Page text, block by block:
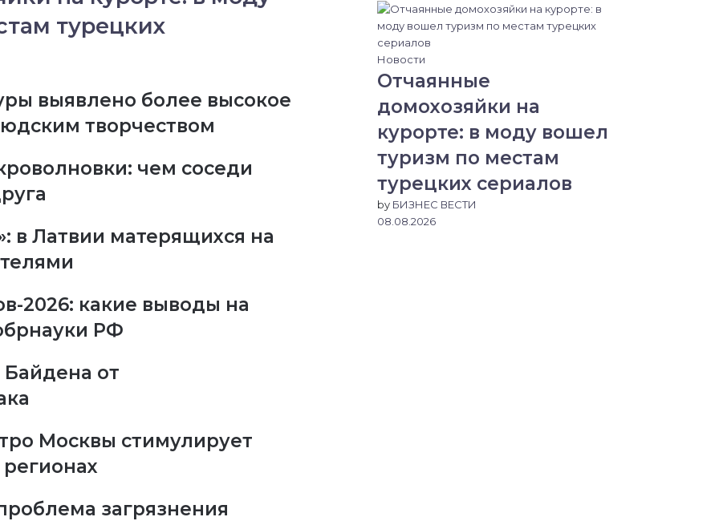
турецких
выявлено более высокое
творчеством
чем соседи
в Латвии матерящихся на
2026: какие выводы на
РФ
Байдена от
Москвы стимулирует
загрязнения
Новости
Отчаянные
домохозяйки на
курорте: в моду вошел
туризм по местам
турецких сериалов
by БИЗНЕС ВЕСТИ
08.08.2026